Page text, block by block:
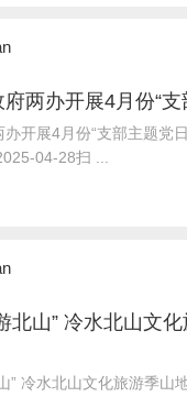
两办开展4月份“支
开展4月份“支部主题党
04-28扫 ...
北山” 冷水北山文
” 冷水北山文化旅游季山